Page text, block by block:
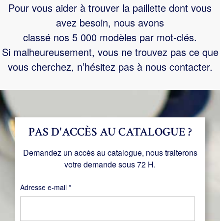
Pour vous aider à trouver la paillette dont vous
avez besoin, nous avons
classé nos 5 000 modèles par mot-clés.
Si malheureusement, vous ne trouvez pas ce que
vous cherchez, n’hésitez pas à nous contacter.
PAS D'ACCÈS AU CATALOGUE ?
Demandez un accès au catalogue, nous traiterons
votre demande sous 72 H.
Adresse e-mail *Obligatoire